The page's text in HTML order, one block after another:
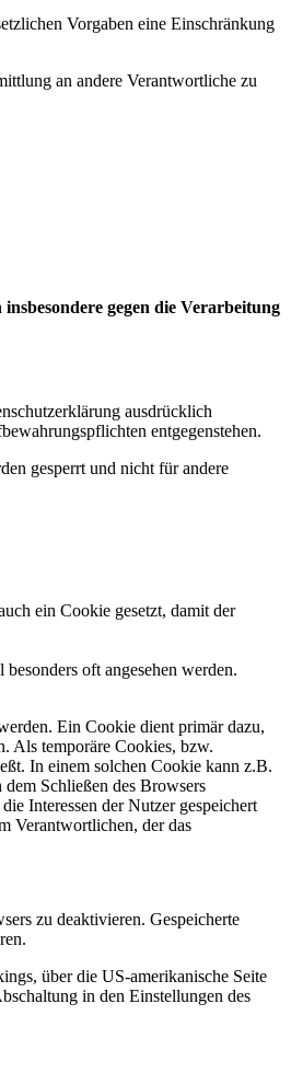
Vorgaben eine Einschränkung
an andere Verantwortliche zu
gegen die Verarbeitung
ausdrücklich
entgegenstehen.
gesperrt und nicht für andere
ein Cookie gesetzt, damit der
oft angesehen werden.
Ein Cookie dient primär dazu,
Als temporäre Cookies, bzw.
In einem solchen Cookie kann z.B.
Schließen des Browsers
Interessen der Nutzer gespeichert
Verantwortlichen, der das
zu deaktivieren. Gespeicherte
über die US-amerikanische Seite
in den Einstellungen des